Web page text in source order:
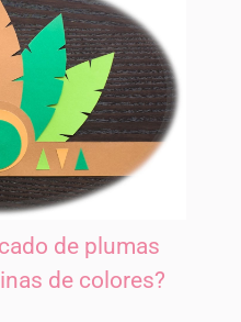
de plumas
de colores?